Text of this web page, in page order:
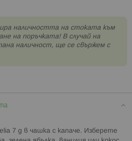
наличността на стоката към
на поръчката! В случай на
наличност, ще се свържем с
7 g в чашка с капаче. Изберете